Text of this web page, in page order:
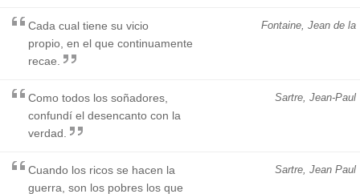
Fontaine, Jean de la
Cada cual tiene su vicio
propio, en el que continuamente
recae.
Sartre, Jean-Paul
Como todos los soñadores,
confundí el desencanto con la
verdad.
Sartre, Jean Paul
Cuando los ricos se hacen la
guerra, son los pobres los que